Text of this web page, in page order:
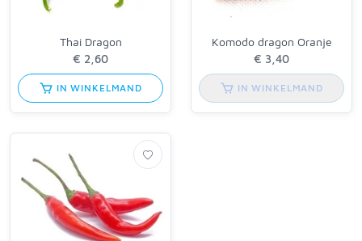
Thai Dragon
IN WINKELMAND
Komodo dragon Oranje
IN WINKELMAND